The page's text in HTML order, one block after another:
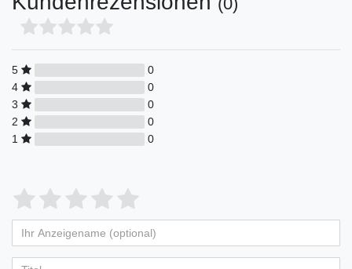
5
0
4
0
3
0
2
0
1
0